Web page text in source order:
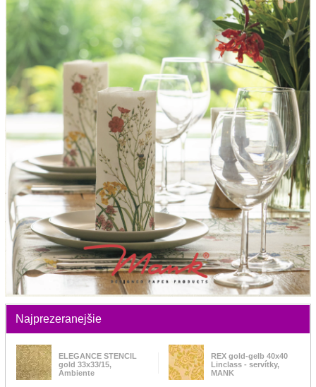
Najprezeranejšie
ELEGANCE STENCIL
gold 33x33/15,
Ambiente
REX gold-gelb 40x40
Linclass - servítky,
MANK